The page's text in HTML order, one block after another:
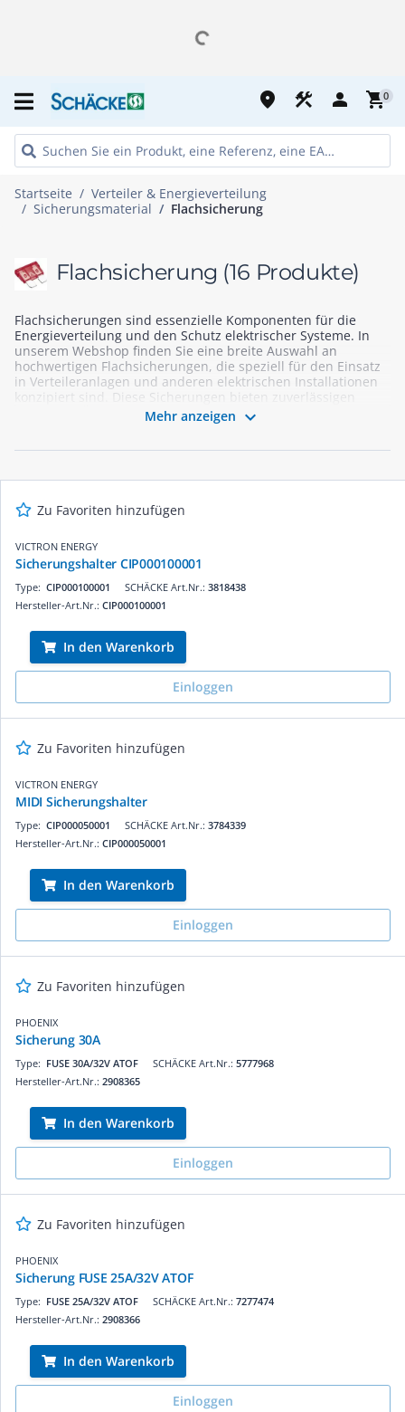
place construction person shopping_cart0
Startseite
Verteiler & Energieverteilung
Sicherungsmaterial
Flachsicherung
Flachsicherung (16 Produkte)
Flachsicherungen sind essenzielle Komponenten für die
Energieverteilung und den Schutz elektrischer Systeme. In
unserem Webshop finden Sie eine breite Auswahl an
hochwertigen Flachsicherungen, die speziell für den Einsatz
in Verteileranlagen und anderen elektrischen Installationen
konzipiert sind. Diese Sicherungen bieten zuverlässigen
Schutz vor Überstrom und Kurzschluss und tragen zur
Sicherheit und Langlebigkeit Ihrer elektrischen Geräte bei.
Mehr anzeigen 
Zu Favoriten hinzufügen
VICTRON ENERGY
Sicherungshalter CIP000100001
SCHÄCKE Art.Nr.: 3818438
Type: CIP000100001
Hersteller-Art.Nr.: CIP000100001
In den Warenkorb
Einloggen
Zu Favoriten hinzufügen
VICTRON ENERGY
MIDI Sicherungshalter
SCHÄCKE Art.Nr.: 3784339
Type: CIP000050001
Hersteller-Art.Nr.: CIP000050001
In den Warenkorb
Einloggen
Zu Favoriten hinzufügen
PHOENIX
Sicherung 30A
SCHÄCKE Art.Nr.: 5777968
Type: FUSE 30A/32V ATOF
Hersteller-Art.Nr.: 2908365
In den Warenkorb
Einloggen
Zu Favoriten hinzufügen
PHOENIX
Sicherung FUSE 25A/32V ATOF
SCHÄCKE Art.Nr.: 7277474
Type: FUSE 25A/32V ATOF
Hersteller-Art.Nr.: 2908366
In den Warenkorb
Einloggen